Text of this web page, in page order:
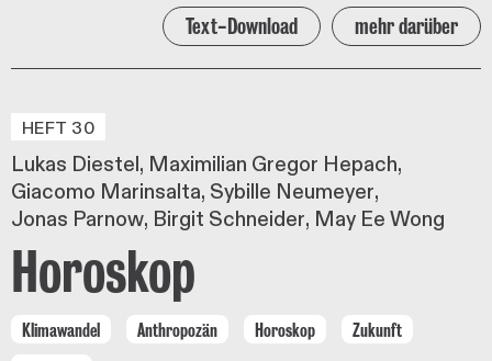
Text-Download mehr darüber
HEFT 30
Lukas Diestel Maximilian Gregor Hepach
Giacomo Marinsalta Sybille Neumeyer
Jonas Parnow Birgit Schneider May Ee Wong
Horoskop
Klimawandel Anthropozän Horoskop
Zukunft